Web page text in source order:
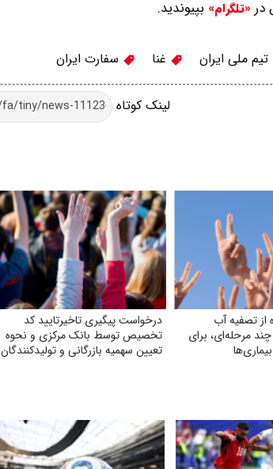
در «تلگرام» بپیوندید.
تیم ملی ایران غنا سفارت ایران
لینک کوتاه
از تصفیه آب
مرحله‌ای، برای
درخواست پیگیری تاخیرتایید کد
تخصیص توسط بانک مرکزی و نحوه
تعیین سهمیه بازرگانی و تولیدکنندگان